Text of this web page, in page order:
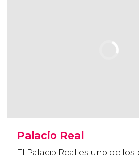
Palacio Real
El Palacio Real es uno de los